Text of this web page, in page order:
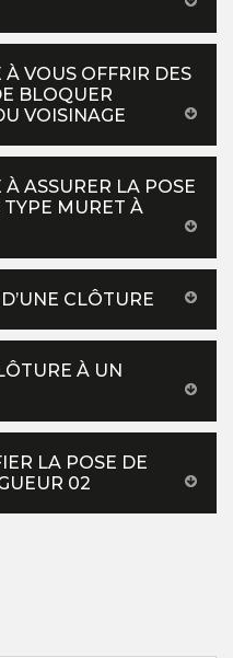
VOUS OFFRIR DES
BLOQUER
VOISINAGE
ASSURER LA POSE
MURET À
CLÔTURE
À UN
LA POSE DE
02